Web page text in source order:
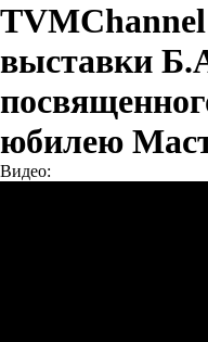
выставки
юбилею
Видео: